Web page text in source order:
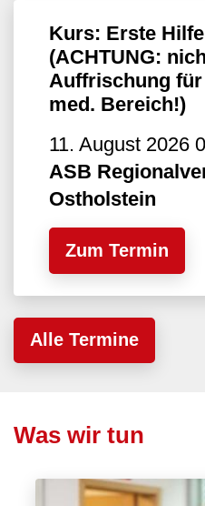
Kurs: Erste
(ACHTUNG:
Auffrischung
med. Bereich!)
11. August 2026
ASB
Ostholstein
Zum Termin
Alle Termine
Was wir tun